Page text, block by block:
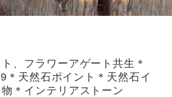
、フラワーアゲート共生＊
＊天然石ポイント＊天然石イ
＊インテリアストーン